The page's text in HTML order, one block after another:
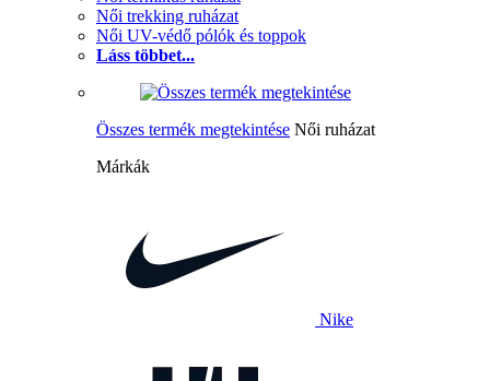
Női trekking ruházat
Női UV-védő pólók és toppok
Láss többet...
Összes termék megtekintése Női ruházat
Márkák
Nike